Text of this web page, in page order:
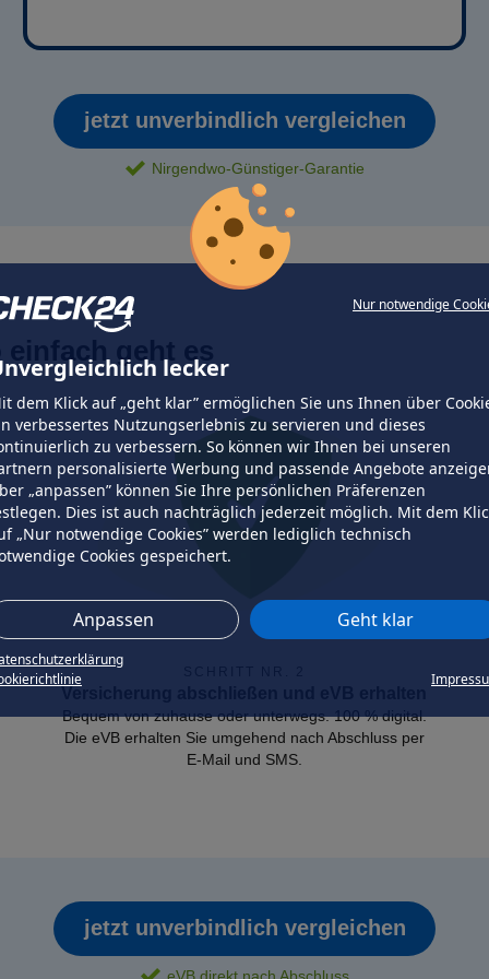
Nur notwendige
lecker
dem Klick auf „geht klar” ermöglichen Sie uns Ihnen über
verbessertes Nutzungserlebnis zu servieren und dieses
zu verbessern. So können wir Ihnen bei unseren
personalisierte Werbung und passende Angebote
„anpassen” können Sie Ihre persönlichen Präferenzen
Dies ist auch nachträglich jederzeit möglich. Mit dem
„Nur notwendige Cookies” werden lediglich technisch
Cookies gespeichert.
Anpassen Geht klar
jetzt unverbindlich vergleichen
Nirgendwo-Günstiger-Garantie
Bequem von zuhause oder unterwegs. 100 % digital.
Die eVB erhalten Sie umgehend nach Abschluss per
E-Mail und SMS.
jetzt unverbindlich vergleichen
eVB direkt nach Abschluss